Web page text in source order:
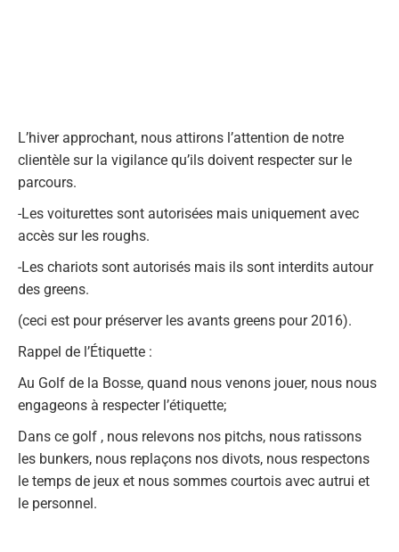
L’hiver approchant, nous attirons l’attention de notre
clientèle sur la vigilance qu’ils doivent respecter sur le
parcours.
-Les voiturettes sont autorisées mais uniquement avec
accès sur les roughs.
-Les chariots sont autorisés mais ils sont interdits autour
des greens.
(ceci est pour préserver les avants greens pour 2016).
Rappel de l’Étiquette :
Au Golf de la Bosse, quand nous venons jouer, nous nous
engageons à respecter l’étiquette;
Dans ce golf , nous relevons nos pitchs, nous ratissons
les bunkers, nous replaçons nos divots, nous respectons
le temps de jeux et nous sommes courtois avec autrui et
le personnel.